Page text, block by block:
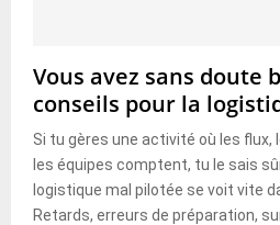
Vous avez sans doute
conseils pour la
Si tu gères une activité où les flux,
les équipes comptent, tu le sais
logistique mal pilotée se voit vite
Retards, erreurs de préparation,